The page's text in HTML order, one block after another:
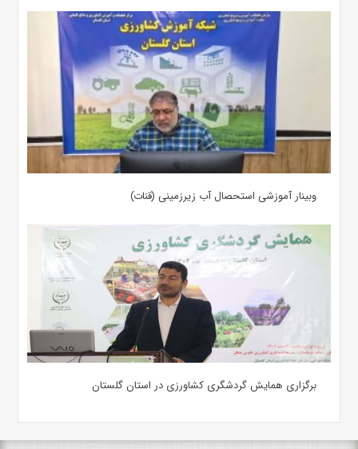
وبینار آموزشی استحصال آب زیرزمینی (قنات)
برگزاری همایش گردشگری کشاورزی در استان گلستان